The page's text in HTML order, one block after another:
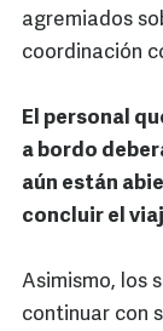
agremiados
coordinación
El personal
a bordo
aún están
concluir el
Asimismo, los
continuar con